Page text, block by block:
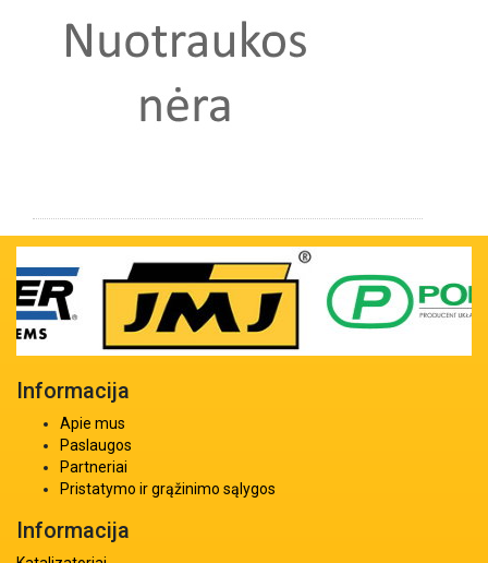
Informacija
Apie mus
Paslaugos
Partneriai
Pristatymo ir grąžinimo sąlygos
Informacija